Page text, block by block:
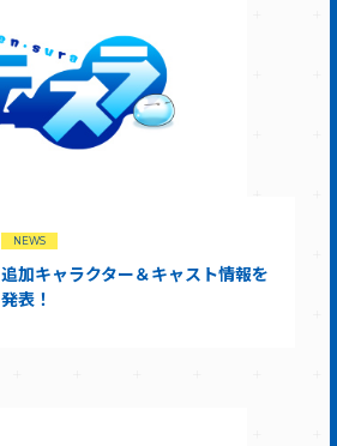
NEWS
追加キャラクター＆キャスト情報を
発表！